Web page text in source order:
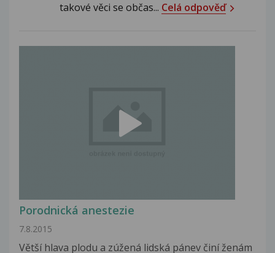
takové věci se občas... Celá odpověď
Porodnická anestezie
7.8.2015
Větší hlava plodu a zúžená lidská pánev činí ženám